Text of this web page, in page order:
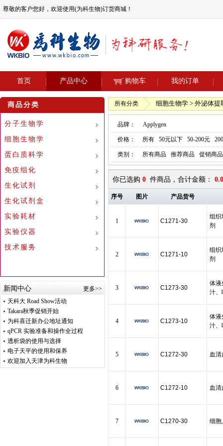
尊敬的客户您好，欢迎使用(为科生物)订货商城！
首页 产品中心 购物车 我的订单
商品分类
分子生物学
细胞生物学
蛋白质科学
免疫组化
生化试剂
生化试剂盒
实验耗材
实验仪器
技术服务
新闻中心
更多>>
天科大 Road Show活动
Takara秋季促销开始
为科喜迁新办公地址通知
qPCR 实验准备和操作全过程
透析袋的使用与选择
电子天平的使用和保养
欢迎加入天津为科生物
所有分类 细胞生物学 > 外泌体提
品牌： Applygen
价格： 所有 50元以下 50-200元
类别： 所有商品 推荐商品 促销商品
你已选购 0 件商品，合计金额：
序号 图片 产品货号
1 C1271-30
组织
剂
2 C1271-10
组织
剂
3 C1273-30
体液
汁、
4 C1273-10
体液
汁、
5 C1272-30 血清
6 C1272-10 血清
7 C1270-30 细胞